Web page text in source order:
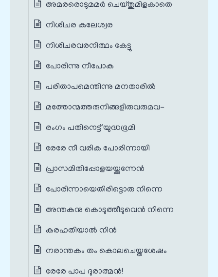
അമരരൊടുമമർ ചെയ്തുമിളകാതെ
നിശിചര കുലേശ്വര
നിശിചരവരനിത്ഥം കേട്ടു
പോരിന്നു നീപോക
പരിതാപമെന്തിന്നു മനതാരിൽ
മത്തോന്മത്തരുനിങ്ങളിരുവരുമവ-
രംഗം പതിനെട്ട് യുദ്ധഭൂമി
രേരേ നീ വരിക പോരിന്നായി
പ്രാസമിതിപ്പോളയയ്ക്കുന്നേൻ
പോരിന്നായെതിരിട്ടൊരു നിന്നെ
അന്തകനു കൊടുത്തീടുവെൻ നിന്നെ
കരഹതിയാൽ നിൻ
നരാന്തകം തം കൊലചെയ്തശേഷം
രേരേ പാപ ദുരാത്മൻ!